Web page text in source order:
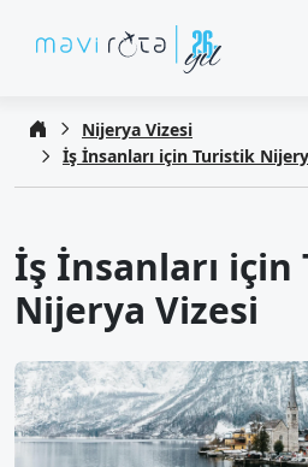
Nijerya Vizesi
İş İnsanları için Turistik
İş İnsanları
Nijerya Vizesi